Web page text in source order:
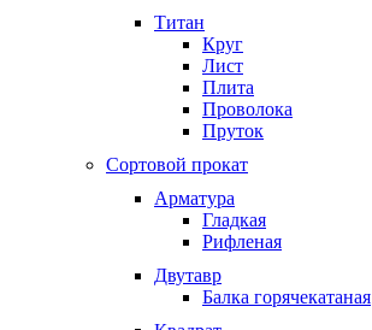
Титан
Круг
Лист
Плита
Проволока
Пруток
Сортовой прокат
Арматура
Гладкая
Рифленая
Двутавр
Балка горячекатаная